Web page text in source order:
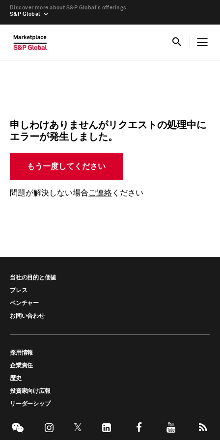
S&P Global
Discover more about S&P Global’s offerings
申しわけありませんがリクエストの処理中に
エラーが発生しました。
もう一度してください
問題が解決しない場合ご連絡 ください
当社の目的と価値
プレス
ベンチャー
お問い合わせ
採用情報
企業責任
歴史
投資家向け広報
リーダーシップ